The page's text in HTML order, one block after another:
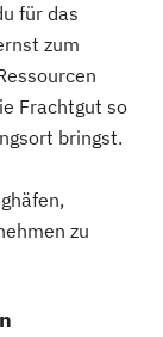
für das
zum
Frachtgut so
bringst.
zu